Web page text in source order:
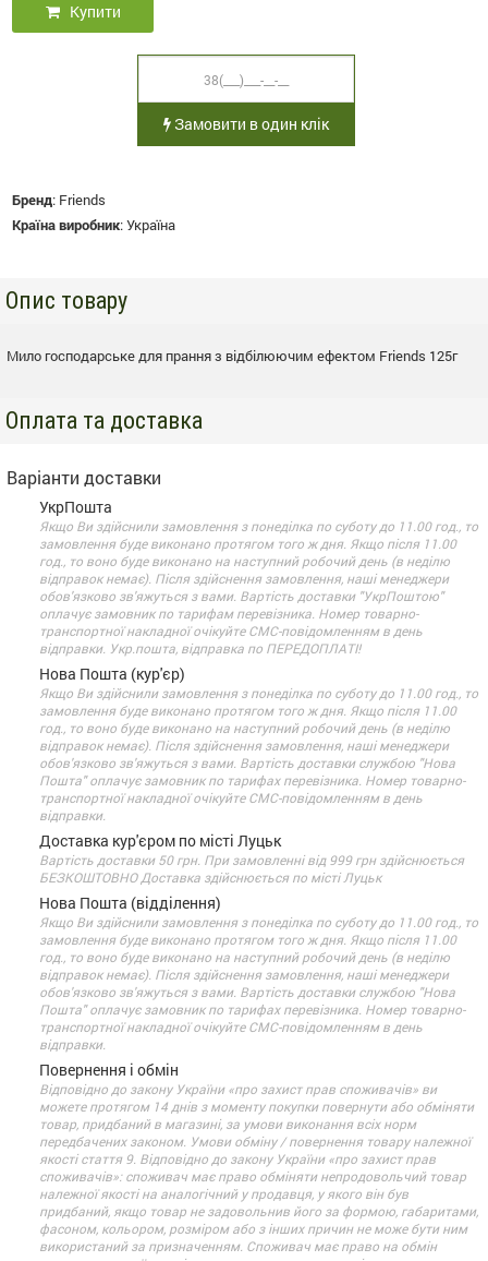
Купити
Замовити в один клік
Бренд: Friends
Країна виробник:Україна
Опис товару
Мило господарське для прання з відбілюючим ефектом Friends 125г
Оплата та доставка
Варіанти доставки
УкрПошта
Якщо Ви здійснили замовлення з понеділка по суботу до 11.00 год., то
замовлення буде виконано протягом того ж дня. Якщо після 11.00
год., то воно буде виконано на наступний робочий день (в неділю
відправок немає). Після здійснення замовлення, наші менеджери
обов'язково зв'яжуться з вами. Вартість доставки "УкрПоштою"
оплачує замовник по тарифам перевізника. Номер товарно-
транспортної накладної очікуйте СМС-повідомленням в день
відправки. Укр.пошта, відправка по ПЕРЕДОПЛАТІ!
Нова Пошта (кур'єр)
Якщо Ви здійснили замовлення з понеділка по суботу до 11.00 год., то
замовлення буде виконано протягом того ж дня. Якщо після 11.00
год., то воно буде виконано на наступний робочий день (в неділю
відправок немає). Після здійснення замовлення, наші менеджери
обов'язково зв'яжуться з вами. Вартість доставки службою "Нова
Пошта" оплачує замовник по тарифах перевізника. Номер товарно-
транспортної накладної очікуйте СМС-повідомленням в день
відправки.
Доставка кур'єром по місті Луцьк
Вартість доставки 50 грн. При замовленні від 999 грн здійснюється
БЕЗКОШТОВНО Доставка здійснюється по місті Луцьк
Нова Пошта (відділення)
Якщо Ви здійснили замовлення з понеділка по суботу до 11.00 год., то
замовлення буде виконано протягом того ж дня. Якщо після 11.00
год., то воно буде виконано на наступний робочий день (в неділю
відправок немає). Після здійснення замовлення, наші менеджери
обов'язково зв'яжуться з вами. Вартість доставки службою "Нова
Пошта" оплачує замовник по тарифах перевізника. Номер товарно-
транспортної накладної очікуйте СМС-повідомленням в день
відправки.
Повернення і обмін
Відповідно до закону України «про захист прав споживачів» ви
можете протягом 14 днів з моменту покупки повернути або обміняти
товар, придбаний в магазині, за умови виконання всіх норм
передбачених законом. Умови обміну / повернення товару належної
якості стаття 9. Відповідно до закону України «про захист прав
споживачів»: споживач має право обміняти непродовольчий товар
належної якості на аналогічний у продавця, у якого він був
придбаний, якщо товар не задовольнив його за формою, габаритами,
фасоном, кольором, розміром або з інших причин не може бути ним
використаний за призначенням. Споживач має право на обмін